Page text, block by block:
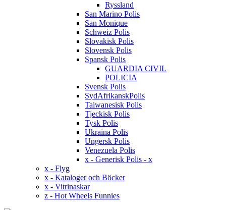
Ryssland
San Marino Polis
San Monique
Schweiz Polis
Slovakisk Polis
Slovensk Polis
Spansk Polis
GUARDIA CIVIL
POLICIA
Svensk Polis
SydAfrikanskPolis
Taiwanesisk Polis
Tjeckisk Polis
Tysk Polis
Ukraina Polis
Ungersk Polis
Venezuela Polis
x - Generisk Polis - x
x - Flyg
x - Kataloger och Böcker
x - Vitrinaskar
z - Hot Wheels Funnies